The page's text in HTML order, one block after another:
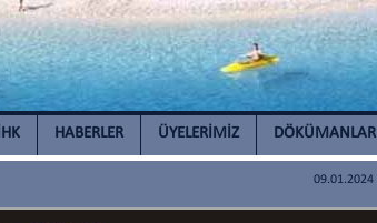
HABERLER ÜYELERİMİZ DÖKÜMANLAR
09.01.2024